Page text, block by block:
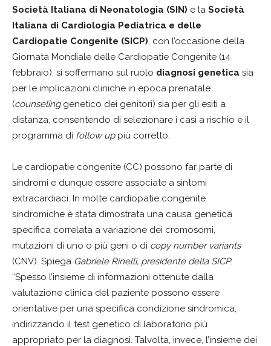
Società Italiana di Neonatologia (SIN) e la Società
Italiana di Cardiologia Pediatrica e delle
Cardiopatie Congenite (SICP), con l’occasione della
Giornata Mondiale delle Cardiopatie Congenite (14
febbraio), si soffermano sul ruolo diagnosi genetica sia
per le implicazioni cliniche in epoca prenatale
(counselinggenetico dei genitori) sia per gli esiti a
distanza, consentendo di selezionare i casi a rischio e il
programma di follow uppiù corretto.
Le cardiopatie congenite (CC) possono far parte di
sindromi e dunque essere associate a sintomi
extracardiaci. In molte cardiopatie congenite
sindromiche è stata dimostrata una causa genetica
specifica correlata a variazione dei cromosomi,
mutazioni di uno o più geni o di copy number variants
(CNV). Spiega Gabriele Rinelli, presidente della SICP:
“Spesso l’insieme di informazioni ottenute dalla
valutazione clinica del paziente possono essere
orientative per una specifica condizione sindromica,
indirizzando il test genetico di laboratorio più
appropriato per la diagnosi. Talvolta, invece, l’insieme dei